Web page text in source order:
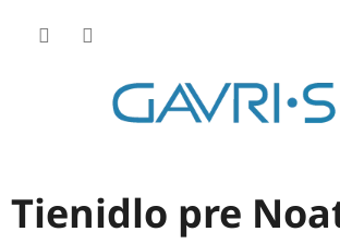
Tienidlo pre